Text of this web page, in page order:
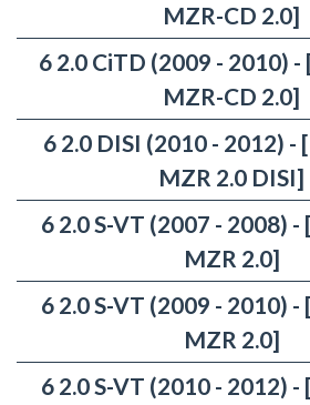
MZR-CD 2.0]
6 2.0 CiTD (2009 - 2010)
MZR-CD 2.0]
6 2.0 DISI (2010 - 2012)
MZR 2.0 DISI]
6 2.0 S-VT (2007 - 2008)
MZR 2.0]
6 2.0 S-VT (2009 - 2010)
MZR 2.0]
6 2.0 S-VT (2010 - 2012)